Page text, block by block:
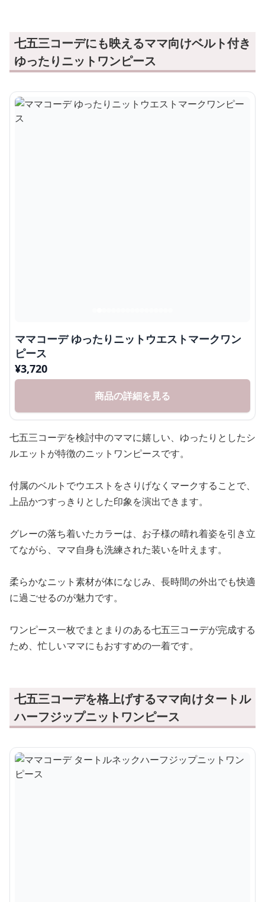
七五三コーデにも映えるママ向けベルト付き
ゆったりニットワンピース
ママコーデ ゆったりニットウエストマークワン
ピース
¥3,720
商品の詳細を見る
七五三コーデを検討中のママに嬉しい、ゆったりとしたシ
ルエットが特徴のニットワンピースです。
付属のベルトでウエストをさりげなくマークすることで、
上品かつすっきりとした印象を演出できます。
グレーの落ち着いたカラーは、お子様の晴れ着姿を引き立
てながら、ママ自身も洗練された装いを叶えます。
柔らかなニット素材が体になじみ、長時間の外出でも快適
に過ごせるのが魅力です。
ワンピース一枚でまとまりのある七五三コーデが完成する
ため、忙しいママにもおすすめの一着です。
七五三コーデを格上げするママ向けタートル
ハーフジップニットワンピース